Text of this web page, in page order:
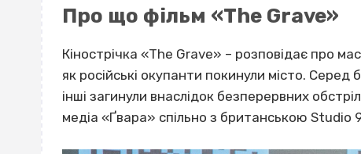
Про що фільм «The Grave»
Кінострічка «The Grave» – розповідає про
як російські окупанти покинули місто. Серед
інші загинули внаслідок безперервних
медіа «Ґвара» спільно з британською Studio